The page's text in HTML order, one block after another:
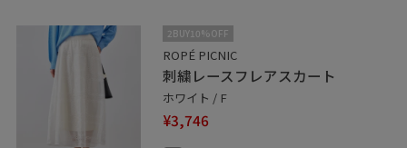
2BUY10%OFF
ROPÉ PICNIC
刺繍レースフレアスカート
ホワイト / F
¥3,746